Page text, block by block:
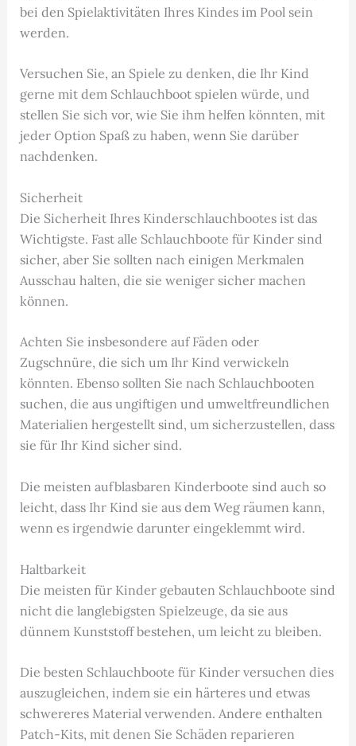
bei den Spielaktivitäten Ihres Kindes im Pool sein
werden.
Versuchen Sie, an Spiele zu denken, die Ihr Kind
gerne mit dem Schlauchboot spielen würde, und
stellen Sie sich vor, wie Sie ihm helfen könnten, mit
jeder Option Spaß zu haben, wenn Sie darüber
nachdenken.
Sicherheit
Die Sicherheit Ihres Kinderschlauchbootes ist das
Wichtigste. Fast alle Schlauchboote für Kinder sind
sicher, aber Sie sollten nach einigen Merkmalen
Ausschau halten, die sie weniger sicher machen
können.
Achten Sie insbesondere auf Fäden oder
Zugschnüre, die sich um Ihr Kind verwickeln
könnten. Ebenso sollten Sie nach Schlauchbooten
suchen, die aus ungiftigen und umweltfreundlichen
Materialien hergestellt sind, um sicherzustellen, dass
sie für Ihr Kind sicher sind.
Die meisten aufblasbaren Kinderboote sind auch so
leicht, dass Ihr Kind sie aus dem Weg räumen kann,
wenn es irgendwie darunter eingeklemmt wird.
Haltbarkeit
Die meisten für Kinder gebauten Schlauchboote sind
nicht die langlebigsten Spielzeuge, da sie aus
dünnem Kunststoff bestehen, um leicht zu bleiben.
Die besten Schlauchboote für Kinder versuchen dies
auszugleichen, indem sie ein härteres und etwas
schwereres Material verwenden. Andere enthalten
Patch-Kits, mit denen Sie Schäden reparieren